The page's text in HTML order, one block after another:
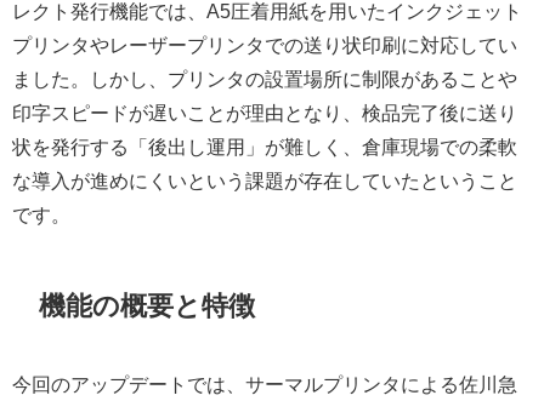
レクト発行機能では、A5圧着用紙を用いたインクジェット
プリンタやレーザープリンタでの送り状印刷に対応してい
ました。しかし、プリンタの設置場所に制限があることや
印字スピードが遅いことが理由となり、検品完了後に送り
状を発行する「後出し運用」が難しく、倉庫現場での柔軟
な導入が進めにくいという課題が存在していたということ
です。
機能の概要と特徴
今回のアップデートでは、サーマルプリンタによる佐川急